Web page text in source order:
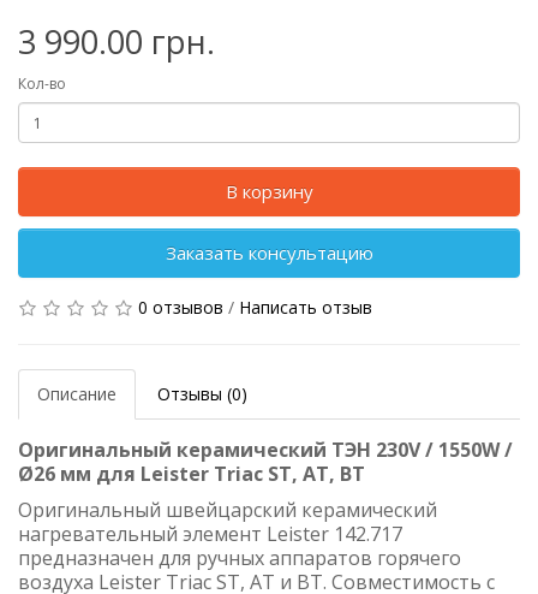
3 990.00 грн.
Кол-во
В корзину
Заказать консультацию
0 отзывов / Написать отзыв
Описание Отзывы (0)
Оригинальный керамический ТЭН 230V / 1550W /
Ø26 мм для Leister Triac ST, AT, BT
Оригинальный швейцарский керамический
нагревательный элемент Leister 142.717
предназначен для ручных аппаратов горячего
воздуха Leister Triac ST, AT и BT. Совместимость с